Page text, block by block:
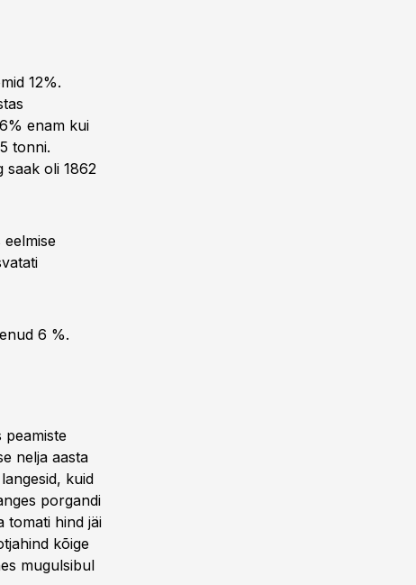
12%.
enam kui
tonni.
saak oli 1862
6 %.
peamiste
nelja aasta
kuid
porgandi
tomati hind jäi
kõige
mugulsibul